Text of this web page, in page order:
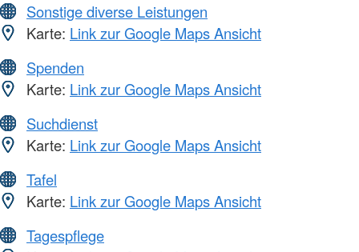
Sonstige diverse Leistungen
Karte: Link zur Google Maps Ansicht
Spenden
Karte: Link zur Google Maps Ansicht
Suchdienst
Karte: Link zur Google Maps Ansicht
Tafel
Karte: Link zur Google Maps Ansicht
Tagespflege